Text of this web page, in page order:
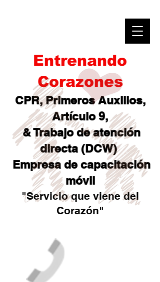
Entrenando
Corazones
CPR, Primeros Auxilios,
Artículo 9,
& Trabajo de atención
directa (DCW)
Empresa de capacitación
móvil
"Servicio que viene del
Corazón"